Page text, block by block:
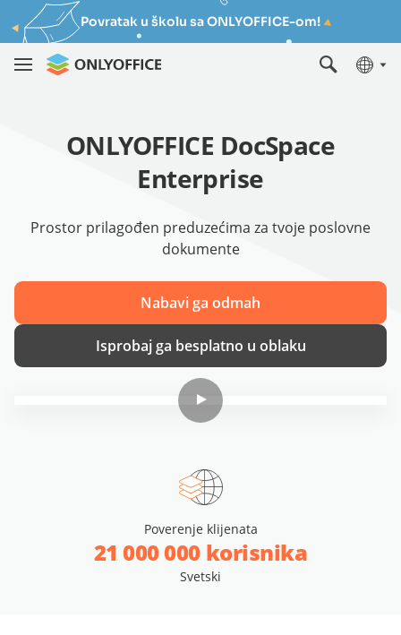
Povratak u školu sa ONLYOFFICE-om!
ONLYOFFICE DocSpace
Enterprise
Prostor prilagođen preduzećima za tvoje poslovne
dokumente
Nabavi ga odmah
Isprobaj ga besplatno u oblaku
Poverenje klijenata
21 000 000 korisnika
Svetski